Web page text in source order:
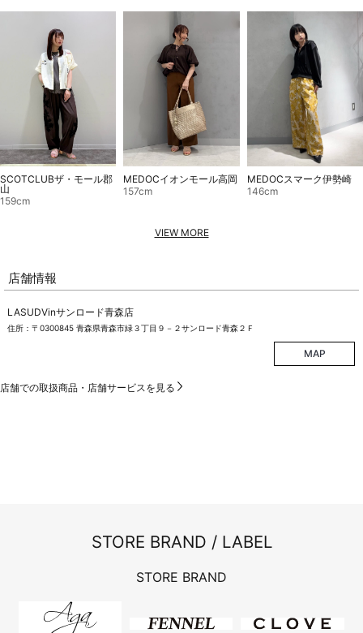
SCOTCLUBザ・モール郡
山
159cm
MEDOCイオンモール高岡
157cm
MEDOCスマーク伊勢崎
146cm
VIEW MORE
店舗情報
LASUDVinサンロード青森店
住所：〒0300845 青森県青森市緑３丁目９－２サンロード青森２Ｆ
MAP
店舗での取扱商品・店舗サービスを見る
STORE BRAND / LABEL
STORE BRAND